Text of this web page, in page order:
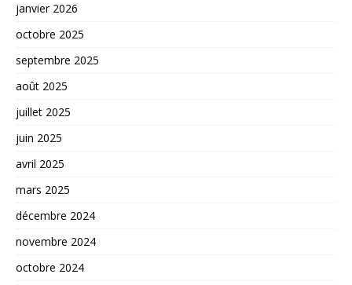
janvier 2026
octobre 2025
septembre 2025
août 2025
juillet 2025
juin 2025
avril 2025
mars 2025
décembre 2024
novembre 2024
octobre 2024